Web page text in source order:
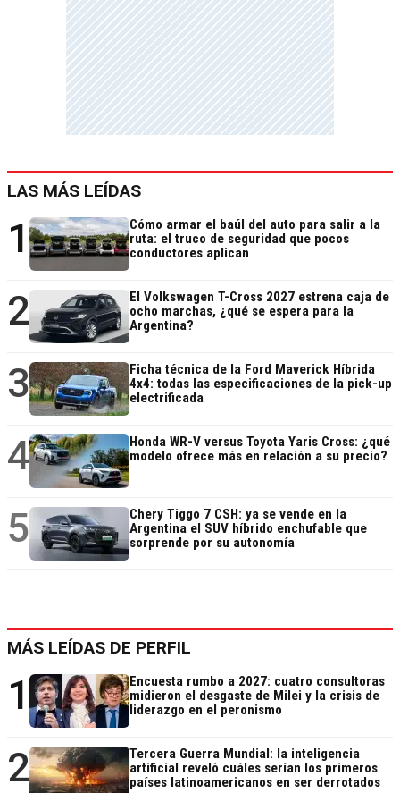
LAS MÁS LEÍDAS
1
Cómo armar el baúl del auto para salir a la
ruta: el truco de seguridad que pocos
conductores aplican
2
El Volkswagen T-Cross 2027 estrena caja de
ocho marchas, ¿qué se espera para la
Argentina?
3
Ficha técnica de la Ford Maverick Híbrida
4x4: todas las especificaciones de la pick-up
electrificada
4
Honda WR-V versus Toyota Yaris Cross: ¿qué
modelo ofrece más en relación a su precio?
5
Chery Tiggo 7 CSH: ya se vende en la
Argentina el SUV híbrido enchufable que
sorprende por su autonomía
MÁS LEÍDAS DE PERFIL
1
Encuesta rumbo a 2027: cuatro consultoras
midieron el desgaste de Milei y la crisis de
liderazgo en el peronismo
2
Tercera Guerra Mundial: la inteligencia
artificial reveló cuáles serían los primeros
países latinoamericanos en ser derrotados